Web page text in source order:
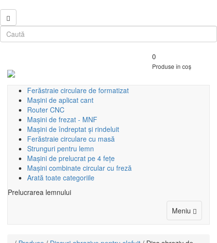
0
Produse în coș
Ferăstraie circulare de formatizat
Mașini de aplicat cant
Router CNC
Mașini de frezat - MNF
Mașini de îndreptat și rindeluit
Ferăstraie circulare cu masă
Strunguri pentru lemn
Mașini de prelucrat pe 4 fețe
Mașini combinate circular cu freză
Arată toate categoriile
Prelucrarea lemnului
Meniu Toggle